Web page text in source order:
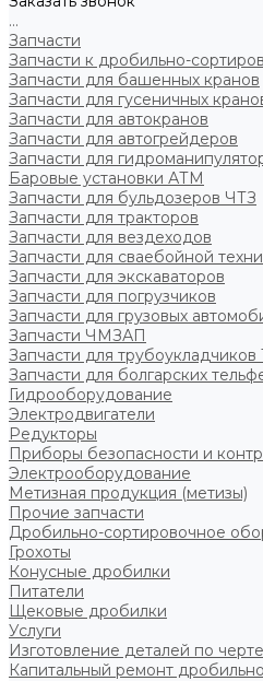
...
Запчасти
Запчасти к дробильно-
Запчасти для башенных кранов
Запчасти для гусеничных
Запчасти для автокранов
Запчасти для автогрейдеров
Запчасти для
Баровые установки АТМ
Запчасти для бульдозеров ЧТЗ
Запчасти для тракторов
Запчасти для вездеходов
Запчасти для сваебойной
Запчасти для экскаваторов
Запчасти для погрузчиков
Запчасти для грузовых
Запчасти ЧМЗАП
Запчасти для
Запчасти для болгарских
Гидрооборудование
Электродвигатели
Редукторы
Приборы безопасности и
Электрооборудование
Метизная продукция (метизы)
Прочие запчасти
Дробильно-сортировочное
Грохоты
Конусные дробилки
Питатели
Щековые дробилки
Услуги
Изготовление деталей по
Капитальный ремонт